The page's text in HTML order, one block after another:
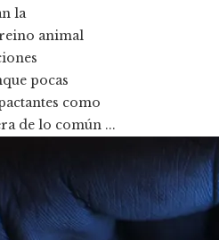
la
animal
pocas
como
de lo común ...